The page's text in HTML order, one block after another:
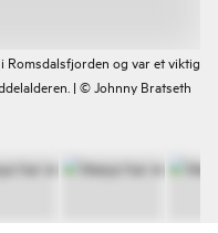
Romsdalsfjorden og var et viktig
| © Johnny Bratseth